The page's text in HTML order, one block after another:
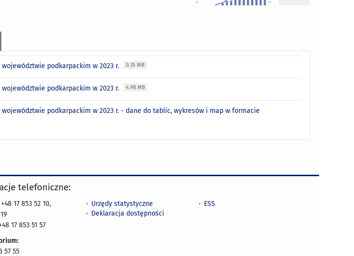
podkarpackim w 2023 r. 0.35 MB
podkarpackim w 2023 r. 4.98 MB
podkarpackim w 2023 r. - dane do tablic, wykresów i map w formacie
telefoniczne:
17 853 52 10,
17 853 51 57
57 55
Urzędy statystyczne
Deklaracja dostępności
ESS